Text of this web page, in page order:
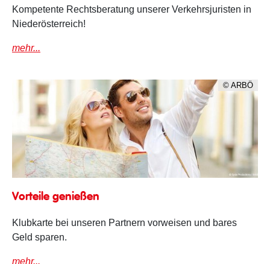
Kompetente Rechtsberatung unserer Verkehrsjuristen in
Niederösterreich!
mehr...
© ARBÖ
Vorteile genießen
Klubkarte bei unseren Partnern vorweisen und bares
Geld sparen.
mehr...